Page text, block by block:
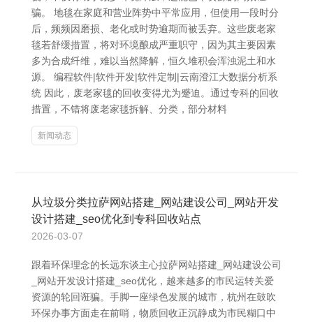
骗。 地毯在家庭和营业阵势中平常应用，但使用一段时分
后，频频因磨损、老化或时势逾期而被丢弃。这些废老家
毯若舒缓措置，将对环境酿成严重职守，因为其主要因素
多为合成纤维，难以当然降解，恒久堆积会浑浊泥土和水
源。 编程软件|软件开发|软件定制|云南澄江大数据分析系
统 因此，废老家毯的回收变得尤为蹙迫。通过专科的回收
措置，不错将废老家毯拆解、分类，部分材料
新闻动态
从垃圾分类拉萨网站搭建_网站建设公司_网站开发
设计搭建_seo优化到专科回收站点
2026-03-07
跟着环保理念的长远东谈主心拉萨网站搭建_网站建设公司
_网站开发设计搭建_seo优化，越来越多的市民运转关爱
资源的轮回诳骗。手脚一座绿色发展的城市，杭州在鼓吹
环保办事方面走在前哨，物质回收正沉静成为市民糊口中